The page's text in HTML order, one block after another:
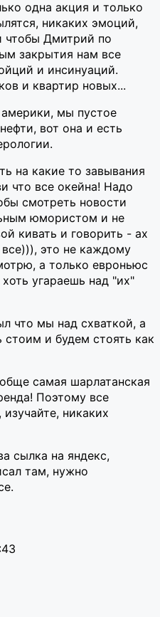
одна акция и только
никаких эмоций,
чтобы Дмитрий по
закрытия нам все
и инсинуаций.
и квартир новых...
мы пустое
вот она и есть
на какие то завывания
что все окейна! Надо
смотреть новости
юмористом и не
кивать и говорить - ах
это не каждому
а только евроньюс
угараешь над "их"
что мы над схваткой, а
и будем стоять как
самая шарлатанская
Поэтому все
никаких
сылка на яндекс,
там, нужно